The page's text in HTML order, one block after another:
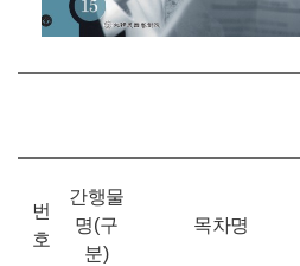
번
호
간행물
명(구
분)
목차명